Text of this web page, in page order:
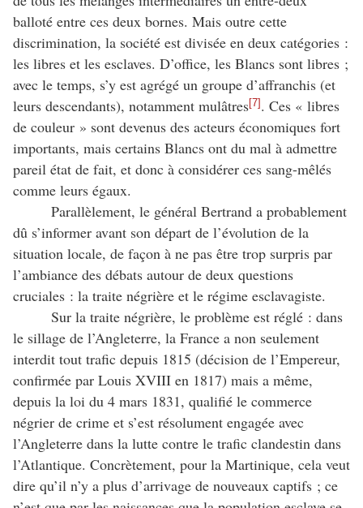
balloté entre ces deux bornes. Mais outre cette
discrimination, la société est divisée en deux catégories :
les libres et les esclaves. D’office, les Blancs sont libres ;
avec le temps, s’y est agrégé un groupe d’affranchis (et
leurs descendants), notamment mulâtres[7] . Ces « libres
de couleur » sont devenus des acteurs économiques fort
importants, mais certains Blancs ont du mal à admettre
pareil état de fait, et donc à considérer ces sang-mêlés
comme leurs égaux.
Parallèlement, le général Bertrand a probablement
dû s’informer avant son départ de l’évolution de la
situation locale, de façon à ne pas être trop surpris par
l’ambiance des débats autour de deux questions
cruciales : la traite négrière et le régime esclavagiste.
Sur la traite négrière, le problème est réglé : dans
le sillage de l’Angleterre, la France a non seulement
interdit tout trafic depuis 1815 (décision de l’Empereur,
confirmée par Louis XVIII en 1817) mais a même,
depuis la loi du 4 mars 1831, qualifié le commerce
négrier de crime et s’est résolument engagée avec
l’Angleterre dans la lutte contre le trafic clandestin dans
l’Atlantique. Concrètement, pour la Martinique, cela veut
dire qu’il n’y a plus d’arrivage de nouveaux captifs ; ce